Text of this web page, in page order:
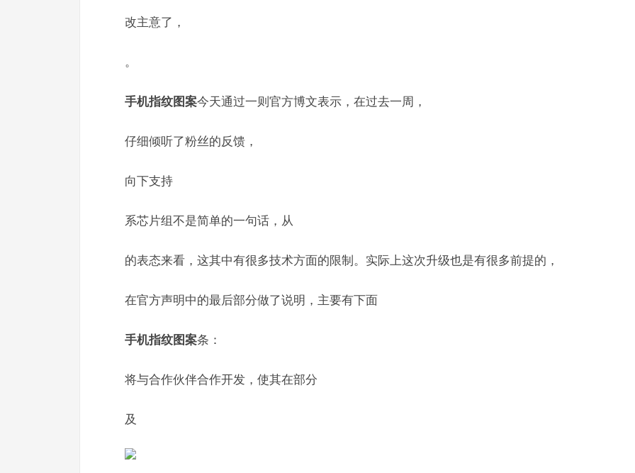
改主意了，
。
手机指纹图案今天通过一则官方博文表示，在过去一周，
仔细倾听了粉丝的反馈，
向下支持
系芯片组不是简单的一句话，从
的表态来看，这其中有很多技术方面的限制。实际上这次升级也是有很多前提的，
在官方声明中的最后部分做了说明，主要有下面
手机指纹图案条：
将与合作伙伴合作开发，使其在部分
及